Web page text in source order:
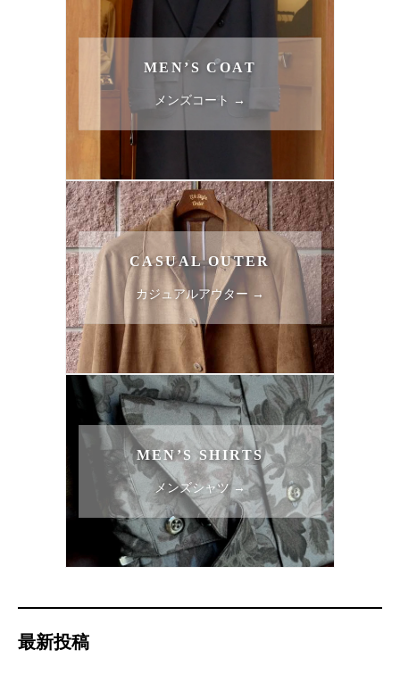
MEN’S COAT
メンズコート →
CASUAL OUTER
カジュアルアウター →
MEN’S SHIRTS
メンズシャツ →
最新投稿